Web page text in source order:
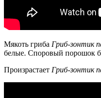
Мякоть гриба Гриб-зонтик
белые. Споровый порошок
Произрастает Гриб-зонтик